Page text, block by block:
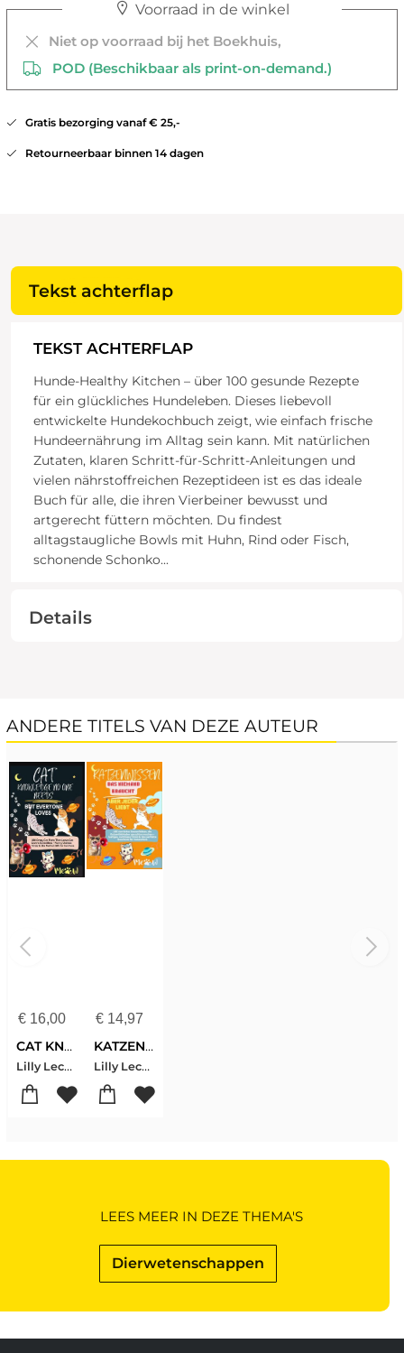
Voorraad in de winkel
Niet op voorraad bij het Boekhuis,
POD (Beschikbaar als print-on-demand.)
Gratis bezorging vanaf € 25,-
Retourneerbaar binnen 14 dagen
Tekst achterflap
TEKST ACHTERFLAP
Hunde-Healthy Kitchen – über 100 gesunde Rezepte
für ein glückliches Hundeleben. Dieses liebevoll
entwickelte Hundekochbuch zeigt, wie einfach frische
Hundeernährung im Alltag sein kann. Mit natürlichen
Zutaten, klaren Schritt-für-Schritt-Anleitungen und
vielen nährstoffreichen Rezeptideen ist es das ideale
Buch für alle, die ihren Vierbeiner bewusst und
artgerecht füttern möchten. Du findest
alltagstaugliche Bowls mit Huhn, Rind oder Fisch,
schonende Schonko...
Details
ANDERE TITELS VAN DEZE AUTEUR
€16,00
CAT KNOWLEDGE NO ONE NEEDS – BUT EVERYONE LOVES 160 Crazy Cat Facts That Leave Cat Lovers Speechless
Lilly Leckerli
€14,97
KATZENWISSEN, DAS NIEMAND BRAUCHT – ABER JEDER LIEBT 160 verrückte Katzenfakten, die Katzenliebhaber sprachlos machen
Lilly Leckerli
Dierwetenschappen
LEES MEER IN DEZE THEMA'S